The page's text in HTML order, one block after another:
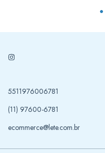
5511976006781
(11) 97600-6781
ecommerce@lete.com.br